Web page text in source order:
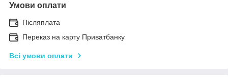
Умови оплати
Післяплата
Переказ на карту Приватбанку
Всі умови оплати